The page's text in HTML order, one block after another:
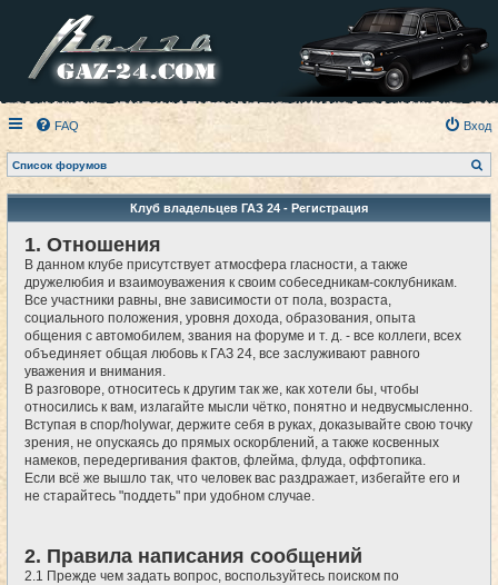
FAQ Вход
Список форумов
о
с
Клуб владельцев ГАЗ 24 - Регистрация
1. Отношения
В данном клубе присутствует атмосфера гласности, а также
дружелюбия и взаимоуважения к своим собеседникам-соклубникам.
Все участники равны, вне зависимости от пола, возраста,
социального положения, уровня дохода, образования, опыта
общения с автомобилем, звания на форуме и т. д. - все коллеги, всех
объединяет общая любовь к ГАЗ 24, все заслуживают равного
уважения и внимания.
В разговоре, относитесь к другим так же, как хотели бы, чтобы
относились к вам, излагайте мысли чётко, понятно и недвусмысленно.
Вступая в спор/holywar, держите себя в руках, доказывайте свою точку
зрения, не опускаясь до прямых оскорблений, а также косвенных
намеков, передергивания фактов, флейма, флуда, оффтопика.
Если всё же вышло так, что человек вас раздражает, избегайте его и
не старайтесь "поддеть" при удобном случае.
2. Правила написания сообщений
2.1 Прежде чем задать вопрос, воспользуйтесь поиском по